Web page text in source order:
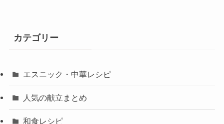
カテゴリー
エスニック・中華レシピ
人気の献立まとめ
和食レシピ